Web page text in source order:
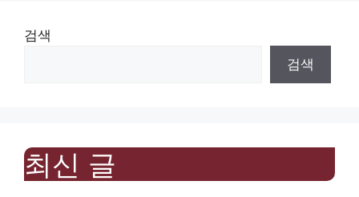
검색
검색
최신 글